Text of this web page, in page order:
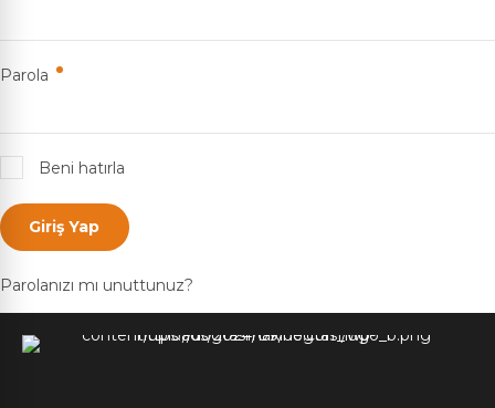
Parola Gerekli
Beni hatırla
Giriş Yap
Parolanızı mı unuttunuz?